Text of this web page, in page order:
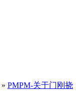
» PMPM-关于门刚挠